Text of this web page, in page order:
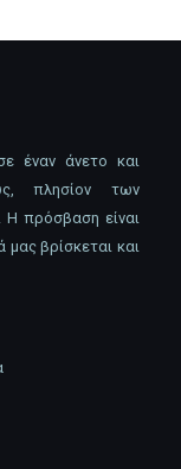
έναν άνετο και
πλησίον των
πρόσβαση είναι
βρίσκεται και